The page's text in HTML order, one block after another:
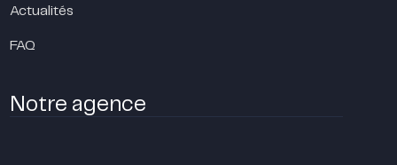
Actualités
FAQ
Notre agence